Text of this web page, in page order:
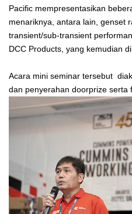
Pacific mempresentasikan
menariknya, antara lain, genset
transient/sub-transient
DCC Products, yang kemudian
Acara mini seminar tersebut
dan penyerahan doorprize serta